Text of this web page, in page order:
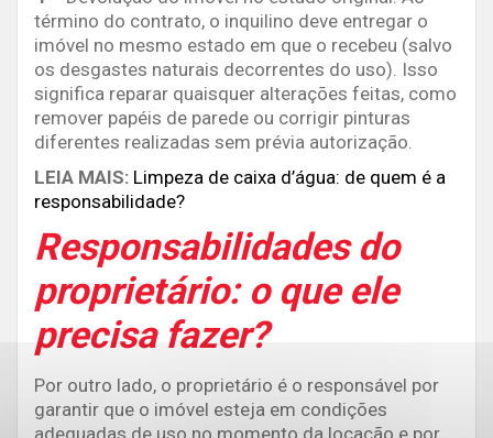
término do contrato, o inquilino deve entregar o
imóvel no mesmo estado em que o recebeu (salvo
os desgastes naturais decorrentes do uso). Isso
significa reparar quaisquer alterações feitas, como
remover papéis de parede ou corrigir pinturas
diferentes realizadas sem prévia autorização.
LEIA MAIS: Limpeza de caixa d’água: de quem é a
responsabilidade?
Responsabilidades do
proprietário: o que ele
precisa fazer?
Por outro lado, o proprietário é o responsável por
garantir que o imóvel esteja em condições